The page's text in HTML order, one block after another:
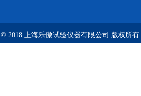
© 2018 上海乐傲试验仪器有限公司 版权所